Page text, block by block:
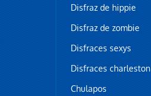
Disfraz de hippie
Disfraz de zombie
Disfraces sexys
Disfraces charleston
Chulapos